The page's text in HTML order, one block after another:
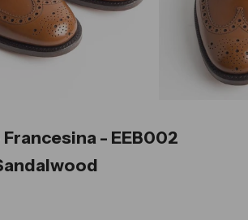
Francesina - EEB002